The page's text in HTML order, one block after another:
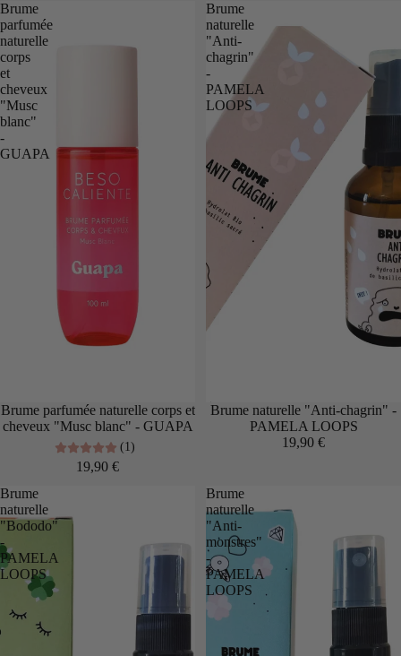
Brume
parfumée
naturelle
corps
et
cheveux
"Musc
blanc"
-
GUAPA
Brume parfumée naturelle corps et
cheveux "Musc blanc" - GUAPA
(1)
19,90 €
Brume
naturelle
"Anti-
chagrin"
-
PAMELA
LOOPS
Épuisé
Brume naturelle "Anti-chagrin" -
PAMELA LOOPS
19,90 €
Brume
naturelle
"Bododo"
-
PAMELA
LOOPS
Brume
naturelle
"Anti-
monstres"
-
PAMELA
LOOPS